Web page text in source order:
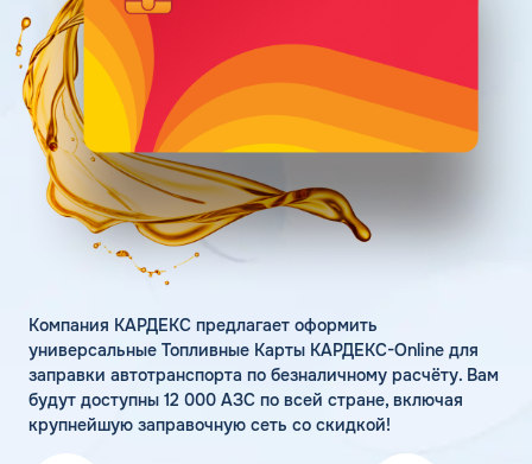
Статьи
Цена бензина и ДТ
Личный кабинет
Карта АЗС
Получить консультацию
Компания КАРДЕКС предлагает оформить
универсальные Топливные Карты КАРДЕКС-Online для
заправки автотранспорта по безналичному расчёту. Вам
будут доступны 12 000 АЗС по всей стране, включая
крупнейшую заправочную сеть со скидкой!